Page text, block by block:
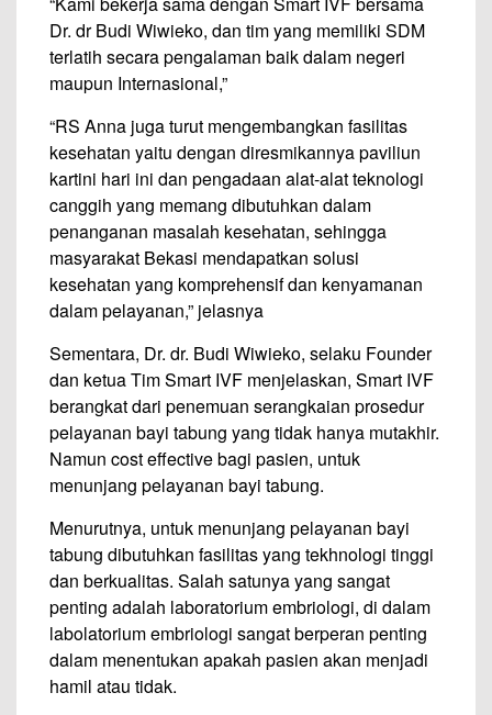
Dr. dr Budi Wiwieko, dan tim yang memiliki SDM
terlatih secara pengalaman baik dalam negeri
maupun Internasional,”
“RS Anna juga turut mengembangkan fasilitas
kesehatan yaitu dengan diresmikannya paviliun
kartini hari ini dan pengadaan alat-alat teknologi
canggih yang memang dibutuhkan dalam
penanganan masalah kesehatan, sehingga
masyarakat Bekasi mendapatkan solusi
kesehatan yang komprehensif dan kenyamanan
dalam pelayanan,” jelasnya
Sementara, Dr. dr. Budi Wiwieko, selaku Founder
dan ketua Tim Smart IVF menjelaskan, Smart IVF
berangkat dari penemuan serangkaian prosedur
pelayanan bayi tabung yang tidak hanya mutakhir.
Namun cost effective bagi pasien, untuk
menunjang pelayanan bayi tabung.
Menurutnya, untuk menunjang pelayanan bayi
tabung dibutuhkan fasilitas yang tekhnologi tinggi
dan berkualitas. Salah satunya yang sangat
penting adalah laboratorium embriologi, di dalam
labolatorium embriologi sangat berperan penting
dalam menentukan apakah pasien akan menjadi
hamil atau tidak.